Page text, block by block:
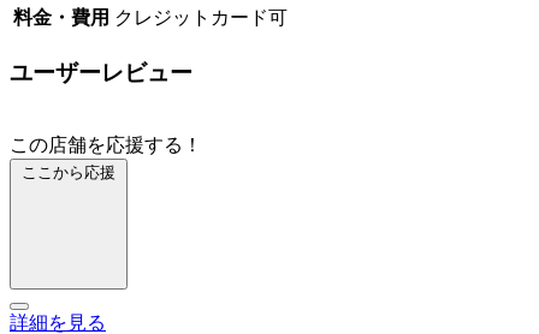
料金・費用 クレジットカード可
ユーザーレビュー
この店舗を応援する！
ここから応援
詳細を見る